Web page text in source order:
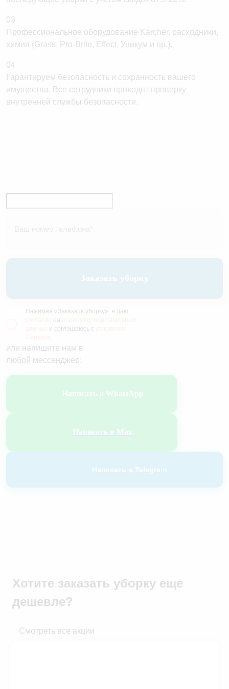
03
Профессиональное оборудование Karcher, расходники,
химия (Grass, Pro-Brite, Effect, Уникум и пр.).
04
Гарантируем безопасность и сохранность вашего
имущества. Все сотрудники проходят проверку
внутренней службы безопасности.
Заказать уборку
Нажимая «Заказать уборку», я даю
на
и соглашаюсь с
или напишите нам в
любой мессенджер:
Написать в WhatsApp
Написать в Max
Написать в Telegram
Хотите заказать уборку еще
дешевле?
Смотреть все акции